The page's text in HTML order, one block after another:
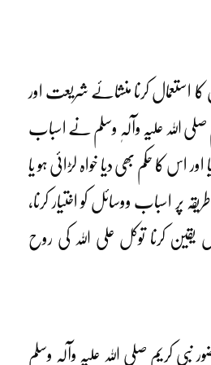
استعمال کرنا منشائے شریعت اور
اللہ علیہ وآلہٖ وسلم نے اسباب
اور اس کا حکم بھی دیا خواہ لڑائی ہو یا
پر اسباب ووسائل کو اختیار کرنا،
یقین کرنا توکل علی اللہ کی روح
نبی کریم صلی اللہ علیہ وآلہٖ وسلم